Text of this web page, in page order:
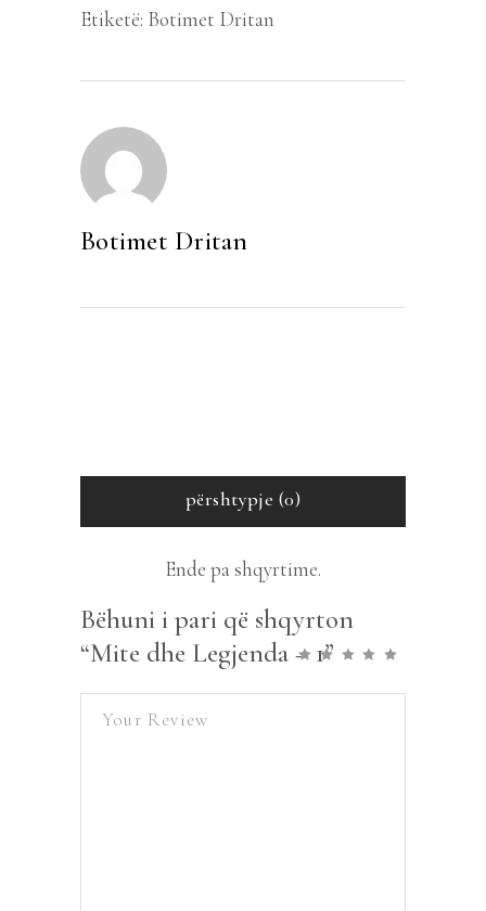
Etiketë: Botimet Dritan
Botimet Dritan
përshtypje (0)
Ende pa shqyrtime.
Bëhuni i pari që shqyrton
“Mite dhe Legjenda – 1”